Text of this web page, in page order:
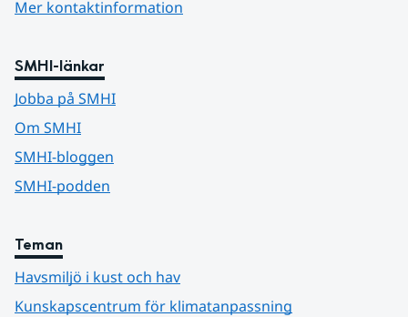
Mer kontaktinformation
SMHI-länkar
Jobba på SMHI
Om SMHI
SMHI-bloggen
SMHI-podden
Teman
Havsmiljö i kust och hav
Kunskapscentrum för klimatanpassning